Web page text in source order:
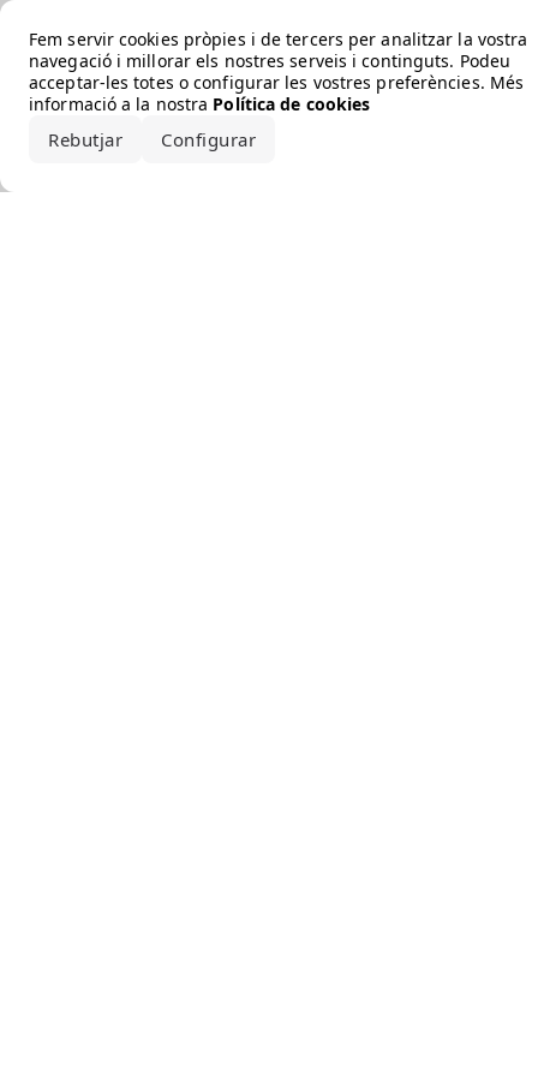
Fem servir cookies pròpies i de tercers per analitzar la vostra
navegació i millorar els nostres serveis i continguts. Podeu
acceptar-les totes o configurar les vostres preferències. Més
informació a la nostra Política de cookies
Rebutjar Configurar
Error loading the brand